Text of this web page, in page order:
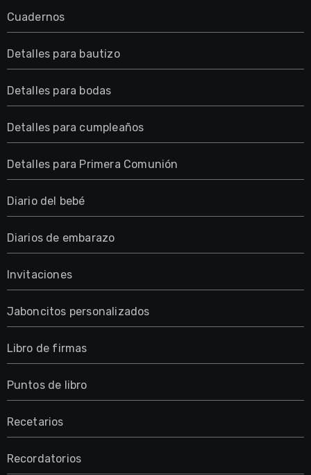
Cuadernos
Detalles para bautizo
Detalles para bodas
Detalles para cumpleaños
Detalles para Primera Comunión
Diario del bebé
Diarios de embarazo
Invitaciones
Jaboncitos personalizados
Libro de firmas
Puntos de libro
Recetarios
Recordatorios